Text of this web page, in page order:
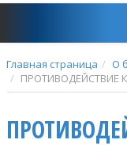
Главная страница
О
ПРОТИВОДЕЙСТВИЕ